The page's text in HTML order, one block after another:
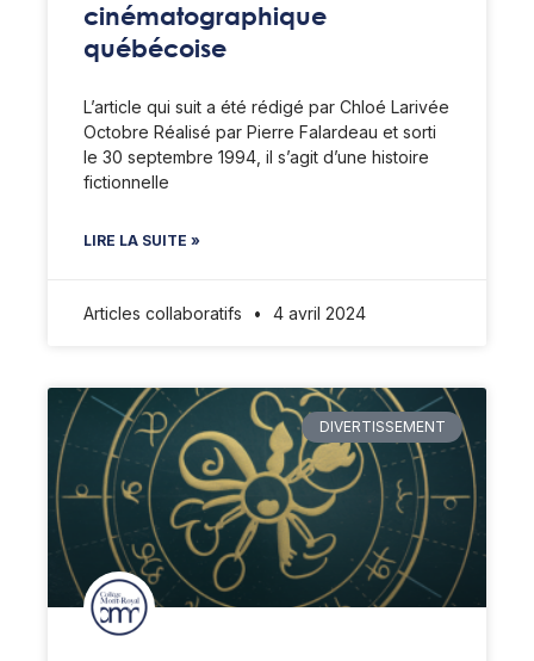
cinématographique
québécoise
L’article qui suit a été rédigé par Chloé Larivée
Octobre Réalisé par Pierre Falardeau et sorti
le 30 septembre 1994, il s’agit d’une histoire
fictionnelle
LIRE LA SUITE »
Articles collaboratifs 4 avril 2024
DIVERTISSEMENT